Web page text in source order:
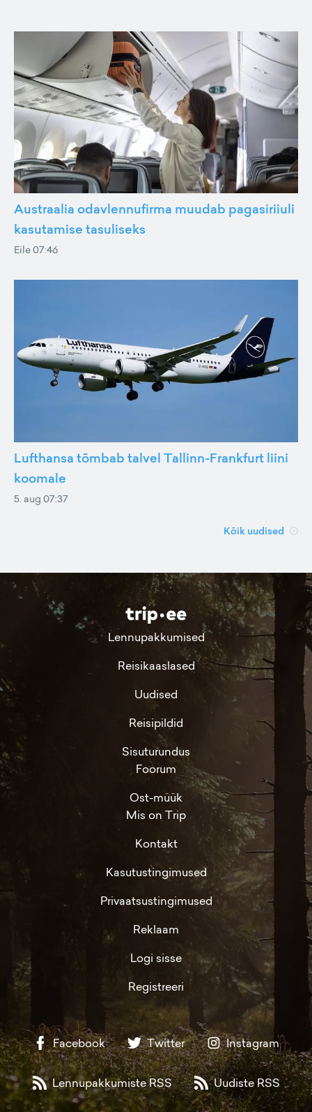
Austraalia odavlennufirma muudab pagasiriiuli
kasutamise tasuliseks
Eile 07:46
Lufthansa tõmbab talvel Tallinn-Frankfurt liini
koomale
5. aug 07:37
Kõik uudised
Lennupakkumised
Reisikaaslased
Uudised
Reisipildid
Sisuturundus
Foorum
Ost-müük
Mis on Trip
Kontakt
Kasutustingimused
Privaatsustingimused
Reklaam
Logi sisse
Registreeri
Facebook Twitter Instagram
Lennupakkumiste RSS Uudiste RSS